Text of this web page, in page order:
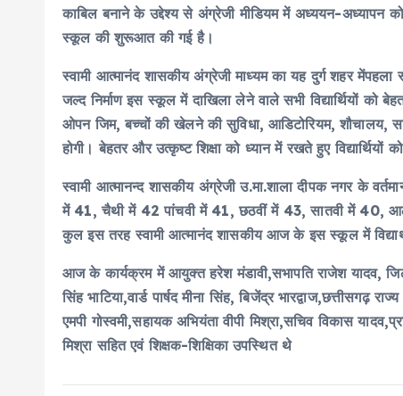
काबिल बनाने के उद्देश्य से अंग्रेजी मीडियम में अध्ययन-अध्यापन
स्कूल की शुरूआत की गई है।
स्वामी आत्मानंद शासकीय अंग्रेजी माध्यम का यह दुर्ग शहर
जल्द निर्माण इस स्कूल में दाखिला लेने वाले सभी विद्यार्थियों को
ओपन जिम, बच्चों की खेलने की सुविधा, आडिटोरियम, शौचालय,
होगी। बेहतर और उत्कृष्ट शिक्षा को ध्यान में रखते हुए
स्वामी आत्मानन्द शासकीय अंग्रेजी उ.मा.शाला दीपक नगर के
में 41, चैथी में 42 पांचवी में 41, छठवीं में 43, सातवी में 40,
कुल इस तरह स्वामी आत्मानंद शासकीय आज के इस स्कूल में
आज के कार्यक्रम में आयुक्त हरेश मंडावी,सभापति राजेश यादव, जिला
सिंह भाटिया,वार्ड पार्षद मीना सिंह, बिजेंद्र भारद्वाज,छत्तीसगढ़
एमपी गोस्वमी,सहायक अभियंता वीपी मिश्रा,सचिव विकास
मिश्रा सहित एवं शिक्षक-शिक्षिका उपस्थित थे